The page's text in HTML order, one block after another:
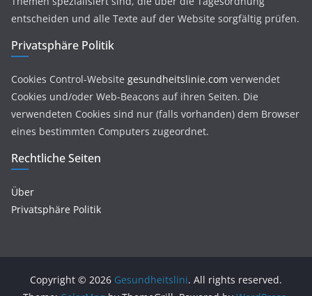
entscheiden und alle Texte auf der Website sorgfältig prüfen.
Privatsphäre Politik
Cookies Control-Website gesundheitslinie.com verwendet
Cookies und/oder Web-Beacons auf ihren Seiten. Die
verwendeten Cookies sind nur (falls vorhanden) dem Browser
eines bestimmten Computers zugeordnet.
Rechtliche Seiten
Über
Privatsphäre Politik
Copyright © 2026 Gesundheitslini. All rights reserved.